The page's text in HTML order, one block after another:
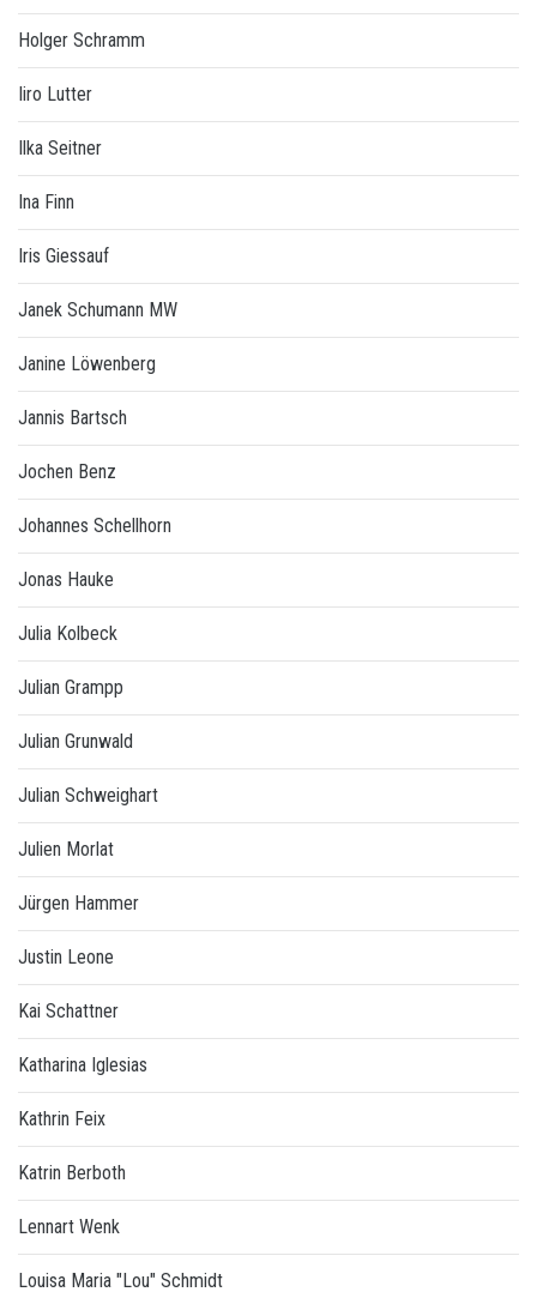
Holger Schramm
Iiro Lutter
Ilka Seitner
Ina Finn
Iris Giessauf
Janek Schumann MW
Janine Löwenberg
Jannis Bartsch
Jochen Benz
Johannes Schellhorn
Jonas Hauke
Julia Kolbeck
Julian Grampp
Julian Grunwald
Julian Schweighart
Julien Morlat
Jürgen Hammer
Justin Leone
Kai Schattner
Katharina Iglesias
Kathrin Feix
Katrin Berboth
Lennart Wenk
Louisa Maria "Lou" Schmidt